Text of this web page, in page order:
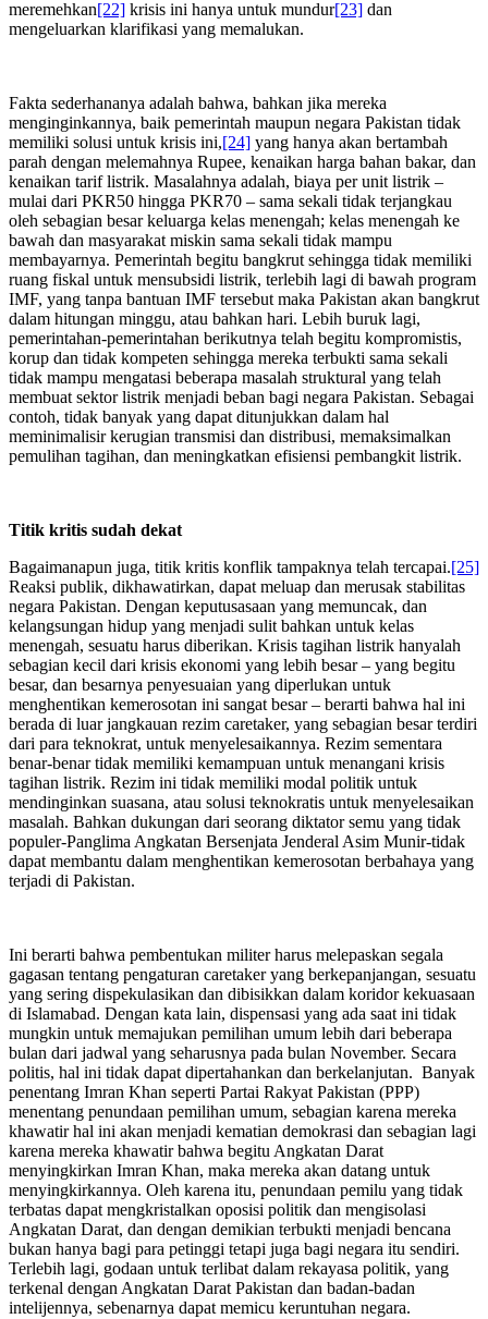
meremehkan[22] krisis ini hanya untuk mundur[23] dan
mengeluarkan klarifikasi yang memalukan.
Fakta sederhananya adalah bahwa, bahkan jika mereka
menginginkannya, baik pemerintah maupun negara Pakistan tidak
memiliki solusi untuk krisis ini,[24] yang hanya akan bertambah
parah dengan melemahnya Rupee, kenaikan harga bahan bakar, dan
kenaikan tarif listrik. Masalahnya adalah, biaya per unit listrik –
mulai dari PKR50 hingga PKR70 – sama sekali tidak terjangkau
oleh sebagian besar keluarga kelas menengah; kelas menengah ke
bawah dan masyarakat miskin sama sekali tidak mampu
membayarnya. Pemerintah begitu bangkrut sehingga tidak memiliki
ruang fiskal untuk mensubsidi listrik, terlebih lagi di bawah program
IMF, yang tanpa bantuan IMF tersebut maka Pakistan akan bangkrut
dalam hitungan minggu, atau bahkan hari. Lebih buruk lagi,
pemerintahan-pemerintahan berikutnya telah begitu kompromistis,
korup dan tidak kompeten sehingga mereka terbukti sama sekali
tidak mampu mengatasi beberapa masalah struktural yang telah
membuat sektor listrik menjadi beban bagi negara Pakistan. Sebagai
contoh, tidak banyak yang dapat ditunjukkan dalam hal
meminimalisir kerugian transmisi dan distribusi, memaksimalkan
pemulihan tagihan, dan meningkatkan efisiensi pembangkit listrik.
Titik kritis sudah dekat
Bagaimanapun juga, titik kritis konflik tampaknya telah tercapai.[25]
Reaksi publik, dikhawatirkan, dapat meluap dan merusak stabilitas
negara Pakistan. Dengan keputusasaan yang memuncak, dan
kelangsungan hidup yang menjadi sulit bahkan untuk kelas
menengah, sesuatu harus diberikan. Krisis tagihan listrik hanyalah
sebagian kecil dari krisis ekonomi yang lebih besar – yang begitu
besar, dan besarnya penyesuaian yang diperlukan untuk
menghentikan kemerosotan ini sangat besar – berarti bahwa hal ini
berada di luar jangkauan rezim caretaker, yang sebagian besar terdiri
dari para teknokrat, untuk menyelesaikannya. Rezim sementara
benar-benar tidak memiliki kemampuan untuk menangani krisis
tagihan listrik. Rezim ini tidak memiliki modal politik untuk
mendinginkan suasana, atau solusi teknokratis untuk menyelesaikan
masalah. Bahkan dukungan dari seorang diktator semu yang tidak
populer-Panglima Angkatan Bersenjata Jenderal Asim Munir-tidak
dapat membantu dalam menghentikan kemerosotan berbahaya yang
terjadi di Pakistan.
Ini berarti bahwa pembentukan militer harus melepaskan segala
gagasan tentang pengaturan caretaker yang berkepanjangan, sesuatu
yang sering dispekulasikan dan dibisikkan dalam koridor kekuasaan
di Islamabad. Dengan kata lain, dispensasi yang ada saat ini tidak
mungkin untuk memajukan pemilihan umum lebih dari beberapa
bulan dari jadwal yang seharusnya pada bulan November. Secara
politis, hal ini tidak dapat dipertahankan dan berkelanjutan. Banyak
penentang Imran Khan seperti Partai Rakyat Pakistan (PPP)
menentang penundaan pemilihan umum, sebagian karena mereka
khawatir hal ini akan menjadi kematian demokrasi dan sebagian lagi
karena mereka khawatir bahwa begitu Angkatan Darat
menyingkirkan Imran Khan, maka mereka akan datang untuk
menyingkirkannya. Oleh karena itu, penundaan pemilu yang tidak
terbatas dapat mengkristalkan oposisi politik dan mengisolasi
Angkatan Darat, dan dengan demikian terbukti menjadi bencana
bukan hanya bagi para petinggi tetapi juga bagi negara itu sendiri.
Terlebih lagi, godaan untuk terlibat dalam rekayasa politik, yang
terkenal dengan Angkatan Darat Pakistan dan badan-badan
intelijennya, sebenarnya dapat memicu keruntuhan negara.